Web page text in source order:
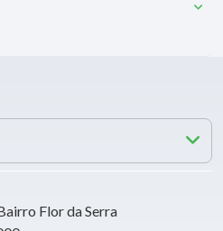
Flor da Serra